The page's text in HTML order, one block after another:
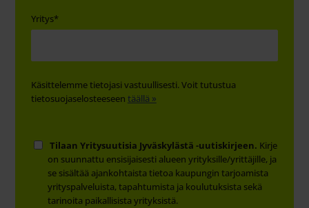
Yritys*
Käsittelemme tietojasi vastuullisesti. Voit tutustua
tietosuojaselosteeseen täällä »
Tilaan Yritysuutisia Jyväskylästä -uutiskirjeen. Kirje
on suunnattu ensisijaisesti alueen yrityksille/yrittäjille, ja
se sisältää ajankohtaista tietoa kaupungin tarjoamista
yrityspalveluista, tapahtumista ja koulutuksista sekä
tarinoita paikallisista yrityksistä.